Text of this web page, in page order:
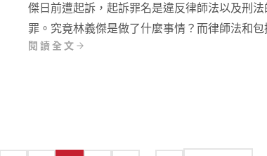
傑日前遭起訴，起訴罪名是違反律師法以及刑
罪。究竟林義傑是做了什麼事情？而律師法和包
又寫了些什麼呢？
閱讀全文